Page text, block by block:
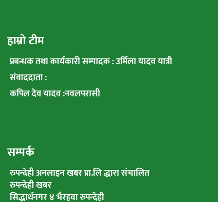
हाम्रो टीम
प्रबन्धक तथा कार्यकारी सम्पादक : उर्मिला यादव यात्री
संवाददाता :
कपिल देव यादव :नवलपरासी
सम्पर्क
रुपन्देही अनलाइन खबर प्रा.लि द्धारा संचालित
रुपन्देही खबर
सिद्धार्थनगर ४ भैरहवा रुपन्देही